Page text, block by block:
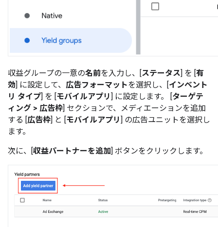
収益グループの一意の名前を入力し、[ステータス] を [有
効] に設定して、 広告フォーマットを選択し、[インベント
リ タイプ] を [モバイルアプリ] に設定します。 [ターゲテ
ィング > 広告枠] セクションで、メディエーションを追加
する [広告枠] と [モバイルアプリ] の広告ユニットを選択し
ます。
次に、[収益パートナーを追加] ボタンをクリックします。